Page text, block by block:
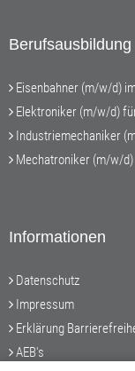
Berufsausbildung
Eisenbahner (m/w/d)
Elektroniker (m/w/d)
Industriemechaniker
Mechatroniker (m/w/d)
Informationen
Datenschutz
Impressum
Erklärung
AEB's